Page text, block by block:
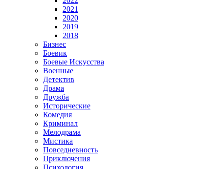
2021
2020
2019
2018
Бизнес
Боевик
Боевые Искусства
Военные
Детектив
Драма
Дружба
Исторические
Комедия
Криминал
Мелодрама
Мистика
Повседневность
Приключения
Психология